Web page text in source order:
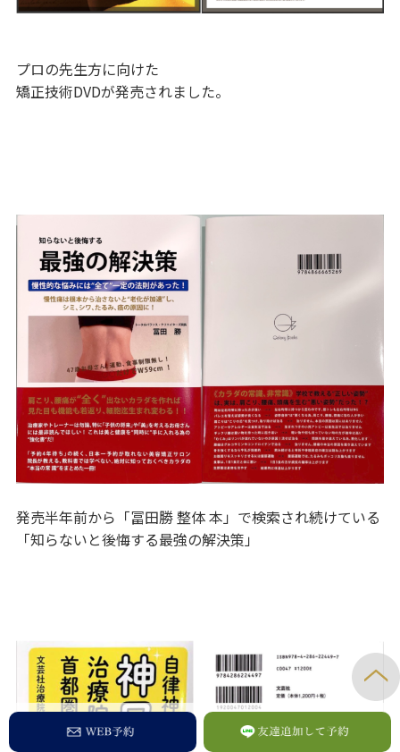
プロの先生方に向けた
矯正技術DVDが発売されました。
発売半年前から「冨田勝 整体 本」で検索され続けている
「知らないと後悔する最強の解決策」